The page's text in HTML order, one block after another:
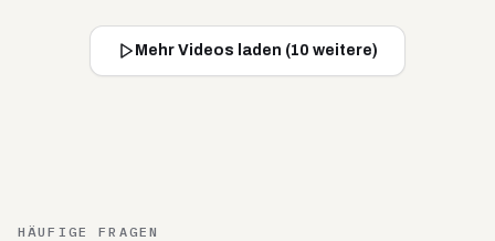
Mehr Videos laden (10 weitere)
HÄUFIGE FRAGEN